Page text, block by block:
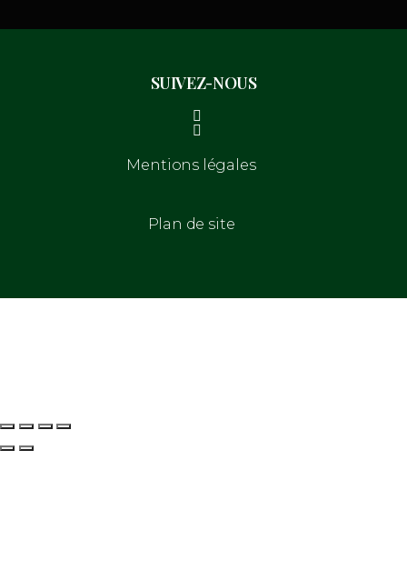
SUIVEZ-NOUS
Mentions légales
Plan de site